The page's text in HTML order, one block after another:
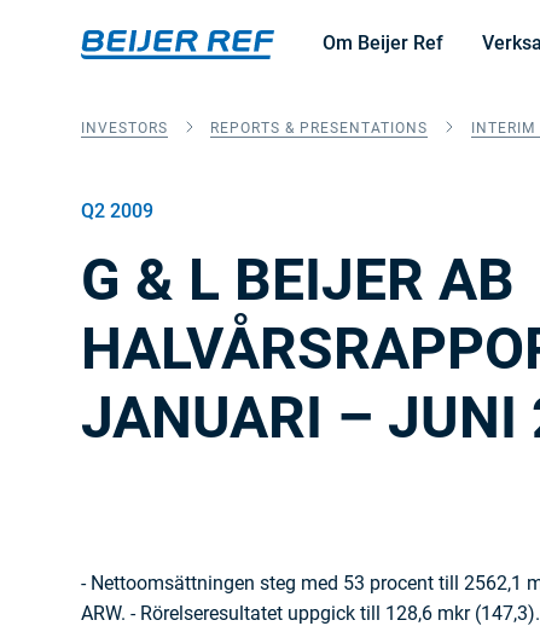
Om Beijer Ref
INVESTORS REPORTS & PRESENTATIONS
Q2 2009
G & L BEIJER AB
JANUARI – JUNI
- Nettoomsättningen steg med 53 procent till 2562,1
ARW. - Rörelseresultatet uppgick till 128,6 mkr